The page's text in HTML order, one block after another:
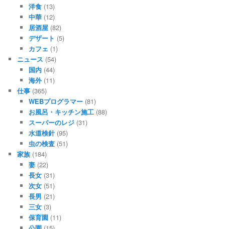
洋食(13)
中華(12)
居酒屋(82)
デザート (5)
カフェ (1)
ニュース (54)
国内(44)
海外(11)
仕事 (365)
WEBプログラマー(81)
お風呂・キッチン施工(88)
スーパーのレジ(31)
水道検針(95)
虫の検査(51)
家族 (184)
妻(22)
長女(31)
次女(51)
長男 (21)
三女(3)
保育園(11)